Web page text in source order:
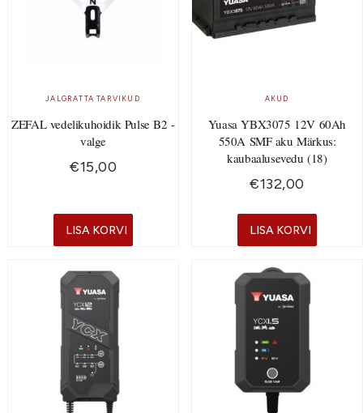
JALGRATTA TARVIKUD
ZEFAL vedelikuhoidik Pulse B2 -
valge
€15,00
LISA KORVI
AKUD
Yuasa YBX3075 12V 60Ah
550A SMF aku Märkus:
kaubaalusevedu (18)
€132,00
LISA KORVI